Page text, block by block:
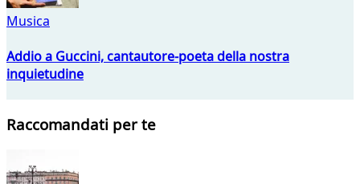
Musica
Addio a Guccini, cantautore-poeta della nostra
inquietudine
Raccomandati per te